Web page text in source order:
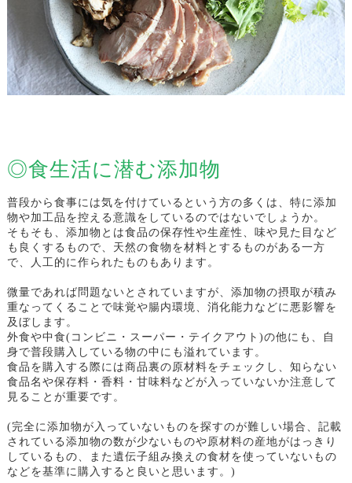
◎食生活に潜む添加物
普段から食事には気を付けているという方の多くは、特に添加
物や加工品を控える意識をしているのではないでしょうか。
そもそも、添加物とは食品の保存性や生産性、味や見た目など
も良くするもので、天然の食物を材料とするものがある一方
で、人工的に作られたものもあります。
微量であれば問題ないとされていますが、添加物の摂取が積み
重なってくることで味覚や腸内環境、消化能力などに悪影響を
及ぼします。
外食や中食(コンビニ・スーパー・テイクアウト)の他にも、自
身で普段購入している物の中にも溢れています。
食品を購入する際には商品裏の原材料をチェックし、知らない
食品名や保存料・香料・甘味料などが入っていないか注意して
見ることが重要です。
(完全に添加物が入っていないものを探すのが難しい場合、記載
されている添加物の数が少ないものや原材料の産地がはっきり
しているもの、また遺伝子組み換えの食材を使っていないもの
などを基準に購入すると良いと思います。)